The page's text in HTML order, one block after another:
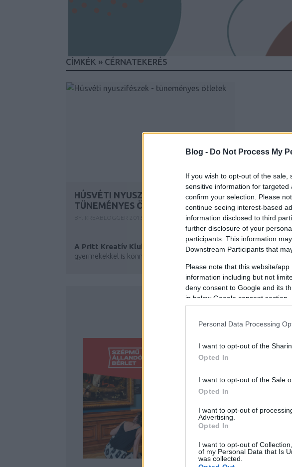
Blog - Do Not Process My
If you wish to opt-out of the
sensitive information for
confirm your selection. Please
continue seeing interest-based
information disclosed to third
further disclosure of your
participants. This information
Downstream Participants that
Please note that this website/
information including but not
deny consent to Google and its
in below Google consent section.
Personal Data Processing
I want to opt-out of the
Opted In
I want to opt-out of the Sale
Opted In
I want to opt-out of
Advertising.
Opted In
I want to opt-out of
of my Personal Data that Is
was collected.
CÍMKÉK » CÉRNATEKERÉS
HÚSVÉTI NYUSZIFÉSZEK -
TÜNEMÉNYES ÖTLETEK
A Pritt Kreatív Klubban
hétről hétre
gyermekekkel is könnyen megvalósítható...